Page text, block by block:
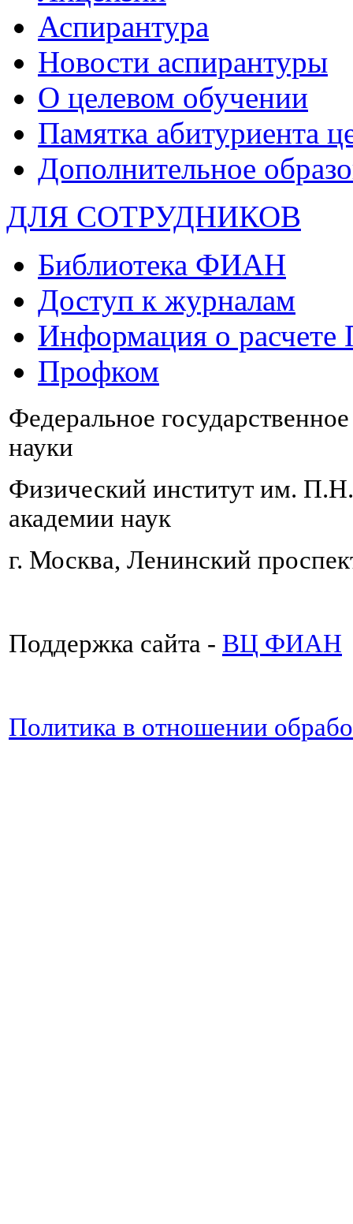
Аспирантура
Новости аспирантуры
О целевом обучении
Памятка абитуриента
Дополнительное
ДЛЯ СОТРУДНИКОВ
Библиотека ФИАН
Доступ к журналам
Информация о
Профком
Федеральное
науки
Физический институт им.
академии наук
г. Москва, Ленинский
Поддержка сайта - ВЦ ФИАН
Политика в отношении